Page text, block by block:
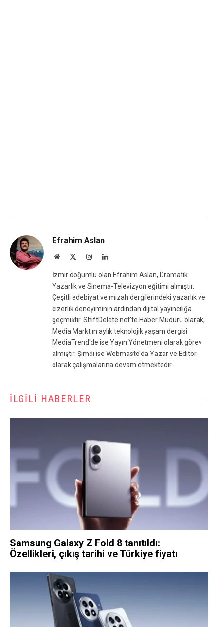
Efrahim Aslan
Website InstagramLinkedIn
İzmir doğumlu olan Efrahim Aslan, Dramatik
Yazarlık ve Sinema-Televizyon eğitimi almıştır.
Çeşitli edebiyat ve mizah dergilerindeki yazarlık ve
çizerlik deneyiminin ardından dijital yayıncılığa
geçmiştir. ShiftDelete.net'te Haber Müdürü olarak,
Media Markt'ın aylık teknolojik yaşam dergisi
MediaTrend'de ise Yayın Yönetmeni olarak görev
almıştır. Şimdi ise Webmasto'da Yazar ve Editör
olarak çalışmalarına devam etmektedir.
İLGILI HABERLER
Samsung Galaxy Z Fold 8 tanıtıldı:
Özellikleri, çıkış tarihi ve Türkiye fiyatı